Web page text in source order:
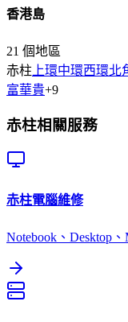
香港島
21 個地區
赤柱 上環中環西環北
富華貴+9
赤柱相關服務
赤柱電腦維修
Notebook、Desktop